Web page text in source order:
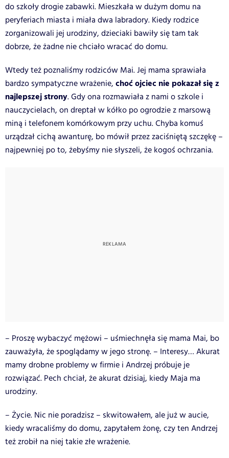
do szkoły drogie zabawki. Mieszkała w dużym domu na
peryferiach miasta i miała dwa labradory. Kiedy rodzice
zorganizowali jej urodziny, dzieciaki bawiły się tam tak
dobrze, że żadne nie chciało wracać do domu.
Wtedy też poznaliśmy rodziców Mai. Jej mama sprawiała
bardzo sympatyczne wrażenie, choć ojciec nie pokazał się z
najlepszej strony. Gdy ona rozmawiała z nami o szkole i
nauczycielach, on dreptał w kółko po ogrodzie z marsową
miną i telefonem komórkowym przy uchu. Chyba komuś
urządzał cichą awanturę, bo mówił przez zaciśniętą szczękę –
najpewniej po to, żebyśmy nie słyszeli, że kogoś ochrzania.
– Proszę wybaczyć mężowi – uśmiechnęła się mama Mai, bo
zauważyła, że spoglądamy w jego stronę. – Interesy… Akurat
mamy drobne problemy w firmie i Andrzej próbuje je
rozwiązać. Pech chciał, że akurat dzisiaj, kiedy Maja ma
urodziny.
– Życie. Nic nie poradzisz – skwitowałem, ale już w aucie,
kiedy wracaliśmy do domu, zapytałem żonę, czy ten Andrzej
też zrobił na niej takie złe wrażenie.